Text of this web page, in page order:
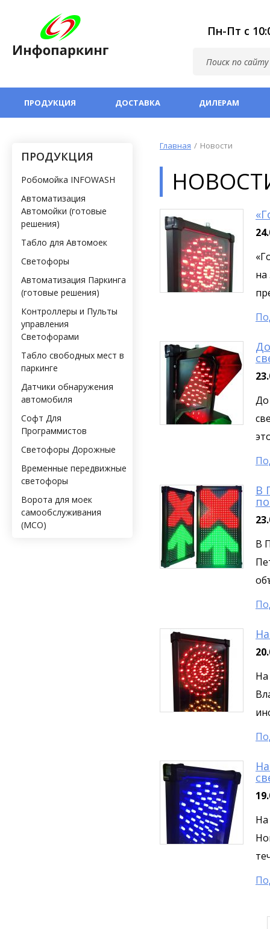
Пн-Пт с
ПРОДУКЦИЯ ДОСТАВКА ДИЛЕРАМ
ПРОДУКЦИЯ
Робомойка INFOWASH
Автоматизация
Автомойки (готовые
решения)
Табло для Автомоек
Светофоры
Автоматизация Паркинга
(готовые решения)
Контроллеры и Пульты
управления
Светофорами
Табло свободных мест в
паркинге
Датчики обнаружения
автомобиля
Софт Для
Программистов
Светофоры Дорожные
Временные передвижные
светофоры
Ворота для моек
самообслуживания
(МСО)
Главная Новости
на
До
В
В
На
На